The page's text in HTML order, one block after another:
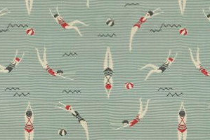
Mohair
traditionsgeladen und zugleich
ein Stoff vereint so viele